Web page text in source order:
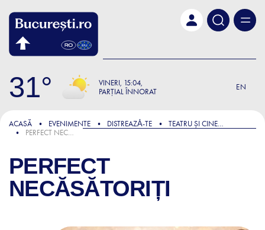
31 VINERI 15:04
PARȚIAL ÎNNORAT
EN
ACASĂ EVENIMENTE DISTREAZǍ-TE
TEATRU ȘI CINEMA
PERFECT NECĂSĂTORIȚI
PERFECT
NECĂSĂTORIȚI